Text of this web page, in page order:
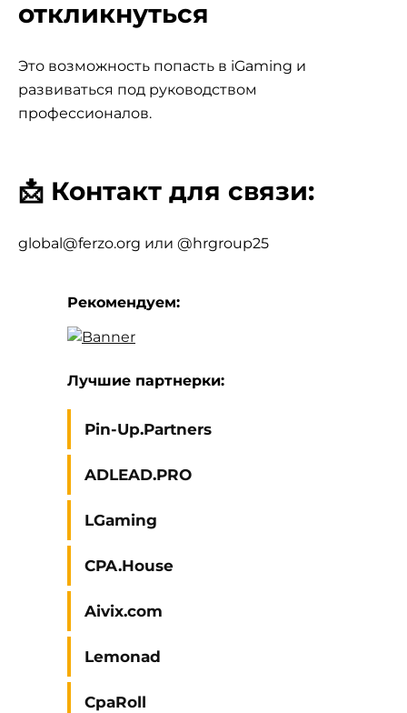
откликнуться
Это возможность попасть в iGaming и
развиваться под руководством
профессионалов.
📩 Контакт для связи:
global@ferzo.org или @hrgroup25
Рекомендуем:
Лучшие партнерки:
Pin-Up.Partners
ADLEAD.PRO
LGaming
CPA.House
Aivix.com
Lemonad
CpaRoll